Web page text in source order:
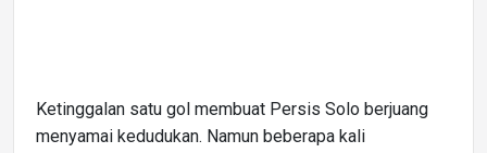
Ketinggalan satu gol membuat Persis Solo berjuang
menyamai kedudukan. Namun beberapa kali